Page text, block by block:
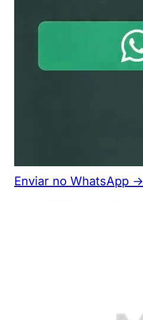
Enviar no WhatsApp →